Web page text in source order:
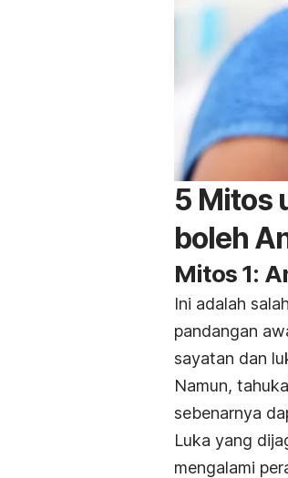
5 Mitos
boleh
Mitos 1:
Ini adalah
pandangan
sayatan dan
Namun,
sebenarnya
Luka yang
mengalami